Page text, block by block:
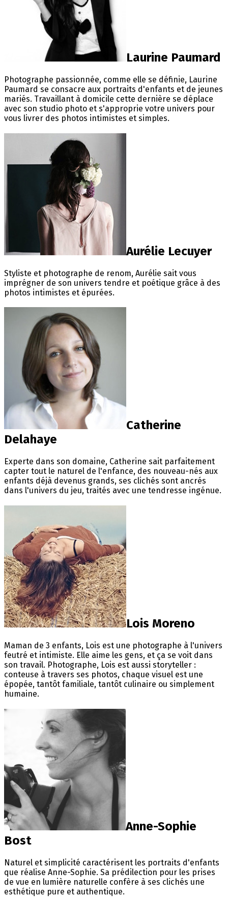
Laurine Paumard
Photographe passionnée, comme elle se définie, Laurine
Paumard se consacre aux portraits d'enfants et de jeunes
mariés. Travaillant à domicile cette dernière se déplace
avec son studio photo et s'approprie votre univers pour
vous livrer des photos intimistes et simples.
Aurélie Lecuyer
Styliste et photographe de renom, Aurélie sait vous
imprégner de son univers tendre et poétique grâce à des
photos intimistes et épurées.
Catherine
Delahaye
Experte dans son domaine, Catherine sait parfaitement
capter tout le naturel de l'enfance, des nouveau-nés aux
enfants déjà devenus grands, ses clichés sont ancrés
dans l'univers du jeu, traités avec une tendresse ingénue.
Lois Moreno
Maman de 3 enfants, Lois est une photographe à l'univers
feutré et intimiste. Elle aime les gens, et ça se voit dans
son travail. Photographe, Lois est aussi storyteller :
conteuse à travers ses photos, chaque visuel est une
épopée, tantôt familiale, tantôt culinaire ou simplement
humaine.
Anne-Sophie
Bost
Naturel et simplicité caractérisent les portraits d'enfants
que réalise Anne-Sophie. Sa prédilection pour les prises
de vue en lumière naturelle confère à ses clichés une
esthétique pure et authentique.